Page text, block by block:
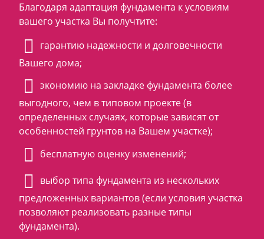
Благодаря адаптация фундамента к условиям
вашего участка Вы получтите:
гарантию надежности и долговечности
Вашего дома;
экономию на закладке фундамента более
выгодного, чем в типовом проекте (в
определенных случаях, которые зависят от
особенностей грунтов на Вашем участке);
бесплатную оценку изменений;
выбор типа фундамента из нескольких
предложенных вариантов (если условия участка
позволяют реализовать разные типы
фундамента).